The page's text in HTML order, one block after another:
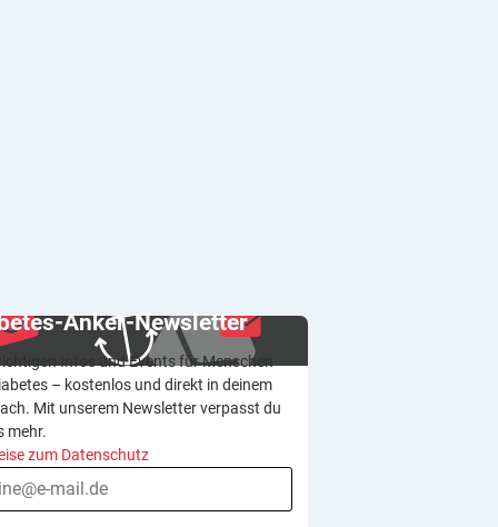
Anker-Newsletter
Infos und Events für Menschen
– kostenlos und direkt in deinem
Mit unserem Newsletter verpasst du
mehr.
zum Datenschutz